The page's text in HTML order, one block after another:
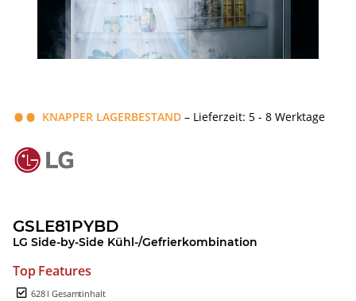
KNAPPER LAGERBESTAND – Lieferzeit: 5 - 8 Werktage
GSLE81PYBD
LG Side-by-Side Kühl-/Gefrierkombination
Top Features
628 l Gesamtinhalt